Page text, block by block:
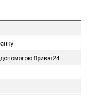
допомогою Приват24